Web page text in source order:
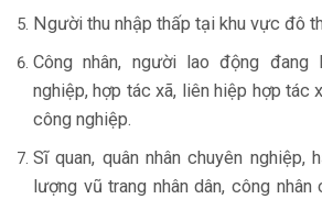
Người thu nhập thấp tại khu vực đô
Công nhân, người lao động
nghiệp, hợp tác xã, liên hiệp hợp tác
công nghiệp.
Sĩ quan, quân nhân chuyên nghiệp,
lượng vũ trang nhân dân, công